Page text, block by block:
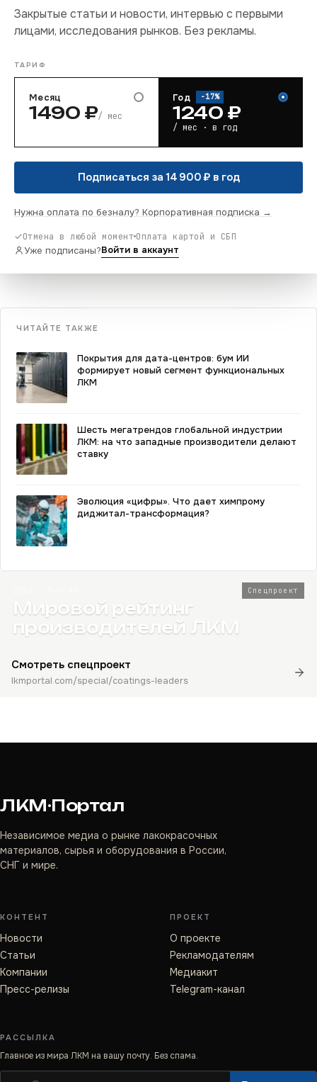
Закрытые статьи и новости, интервью с первыми
лицами, исследования рынков. Без рекламы.
ТАРИФ
Месяц
1490 ₽/ мес
Год −17%
1240 ₽
/ мес · в год
Подписаться за 14 900 ₽ в год
Нужна оплата по безналу? Корпоративная подписка →
Отмена в любой момент Оплата картой и СБП
Уже подписаны?Войти в аккаунт
ЧИТАЙТЕ ТАКЖЕ
Покрытия для дата-центров: бум ИИ
формирует новый сегмент функциональных
ЛКМ
Шесть мегатрендов глобальной индустрии
ЛКМ: на что западные производители делают
ставку
Эволюция «цифры». Что дает химпрому
диджитал-трансформация?
Спецпроект
Мировой рейтинг
производителей ЛКМ
Смотреть спецпроект
lkmportal.com/special/coatings-leaders
ЛКМ·Портал
Независимое медиа о рынке лакокрасочных
материалов, сырья и оборудования в России,
СНГ и мире.
КОНТЕНТ
Новости
Статьи
Компании
Пресс-релизы
ПРОЕКТ
О проекте
Рекламодателям
Медиакит
Telegram-канал
РАССЫЛКА
Главное из мира ЛКМ на вашу почту. Без спама.